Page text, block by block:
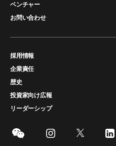
ベンチャー
お問い合わせ
採用情報
企業責任
歴史
投資家向け広報
リーダーシップ